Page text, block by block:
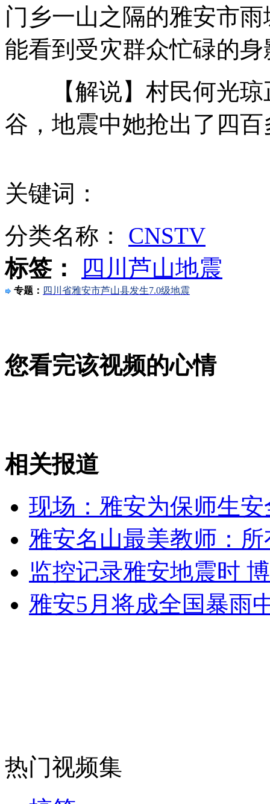
湖北千名干部进台企服务 台商得实惠
合肥一加油站售劣质汽油致2千辆车受损
103岁大爷当上门女婿 与80岁老太领结婚证
山西运城恶犬咬伤多人 警民合力深夜将其击毙
女孩北京地铁殴打老人 痛下狠手拳打脚踢
外交部：反对强权政治霸凌主义
走！跟着总书记去植树
消防员救轻生者 花炮节热闹非凡 减压"枕头大战"
门乡一山之隔的雅安市
能看到受灾群众忙碌的身
【解说】村民何光琼
谷，地震中她抢出了四
关键词：
分类名称： CNSTV
标签：
四川芦山地震
专题： 四川省雅安市芦山县发生7.0级地震
您看完该视频的心情
相关报道
现场：雅安为保师生
雅安名山最美教师：
监控记录雅安地震时
雅安5月将成全国暴雨
热门视频集